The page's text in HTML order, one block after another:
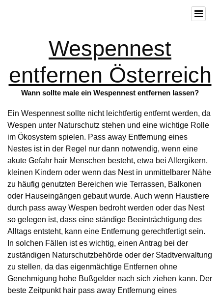
Wespennest
entfernen Österreich
Wann sollte male ein Wespennest entfernen lassen?
Ein Wespennest sollte nicht leichtfertig entfernt werden, da
Wespen unter Naturschutz stehen und eine wichtige Rolle
im Ökosystem spielen. Pass away Entfernung eines
Nestes ist in der Regel nur dann notwendig, wenn eine
akute Gefahr hair Menschen besteht, etwa bei Allergikern,
kleinen Kindern oder wenn das Nest in unmittelbarer Nähe
zu häufig genutzten Bereichen wie Terrassen, Balkonen
oder Hauseingängen gebaut wurde. Auch wenn Haustiere
durch pass away Wespen bedroht werden oder das Nest
so gelegen ist, dass eine ständige Beeinträchtigung des
Alltags entsteht, kann eine Entfernung gerechtfertigt sein.
In solchen Fällen ist es wichtig, einen Antrag bei der
zuständigen Naturschutzbehörde oder der Stadtverwaltung
zu stellen, da das eigenmächtige Entfernen ohne
Genehmigung hohe Bußgelder nach sich ziehen kann. Der
beste Zeitpunkt hair pass away Entfernung eines